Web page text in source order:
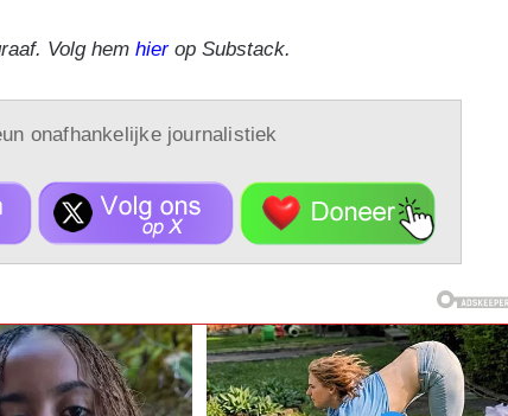
Volg hem hierop Substack.
onafhankelijke journalistiek